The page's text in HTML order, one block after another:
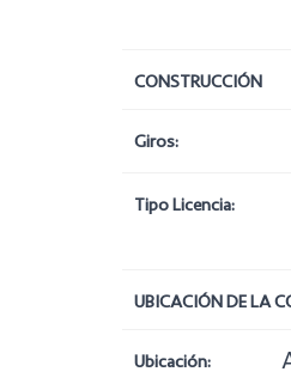
CONSTRUCCIÓN
Giros:
Tipo Licencia:
UBICACIÓN DE LA
Ubicación: